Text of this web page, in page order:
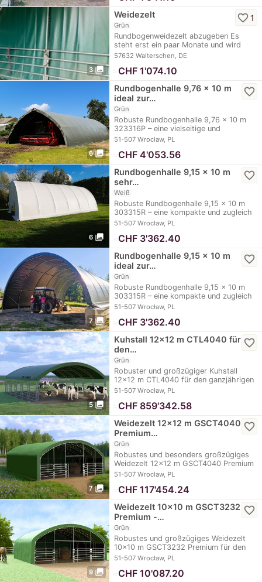
3 photo_library
Weidezelt
Grün
Rundbogenweidezelt abzugeben Es
steht erst ein paar Monate und wird
nicht mehr…
57632 Walterschen, DE
favorite_border1
CHF 1'074.10
6 photo_library
Rundbogenhalle 9,76 x 10 m
ideal zur…
Grün
Robuste Rundbogenhalle 9,76 x 10 m
323316P – eine vielseitige und
langlebige Lösung…
51-507 Wrocław, PL
favorite_border
CHF 4'053.56
6 photo_library
Rundbogenhalle 9,15 x 10 m
sehr…
Weiß
Robuste Rundbogenhalle 9,15 x 10 m
303315R – eine kompakte und zugleich
sehr…
51-507 Wrocław, PL
favorite_border
CHF 3'362.40
7 photo_library
Rundbogenhalle 9,15 x 10 m
ideal zur…
Grün
Robuste Rundbogenhalle 9,15 x 10 m
303315R – eine kompakte und zugleich
sehr…
51-507 Wrocław, PL
favorite_border
CHF 3'362.40
5 photo_library
Kuhstall 12x12 m CTL4040 für
den…
Grün
Robuster und großzügiger Kuhstall
12x12 m CTL4040 für den ganzjährigen
Einsatz auf…
51-507 Wrocław, PL
favorite_border
CHF 859'342.58
7 photo_library
Weidezelt 12x12 m GSCT4040
Premium…
Grün
Robustes und besonders großzügiges
Weidezelt 12x12 m GSCT4040 Premium
für den…
51-507 Wrocław, PL
favorite_border
CHF 117'454.24
9 photo_library
Weidezelt 10x10 m GSCT3232
Premium -…
Grün
Robustes und großzügiges Weidezelt
10x10 m GSCT3232 Premium für den
ganzjährigen…
51-507 Wrocław, PL
favorite_border
CHF 10'087.20